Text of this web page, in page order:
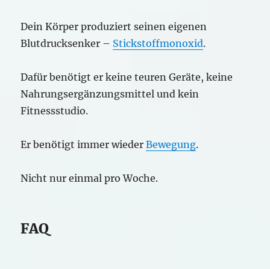
Dein Körper produziert seinen eigenen
Blutdrucksenker – Stickstoffmonoxid.
Dafür benötigt er keine teuren Geräte, keine
Nahrungsergänzungsmittel und kein
Fitnessstudio.
Er benötigt immer wiederBewegung.
Nicht nur einmal pro Woche.
FAQ